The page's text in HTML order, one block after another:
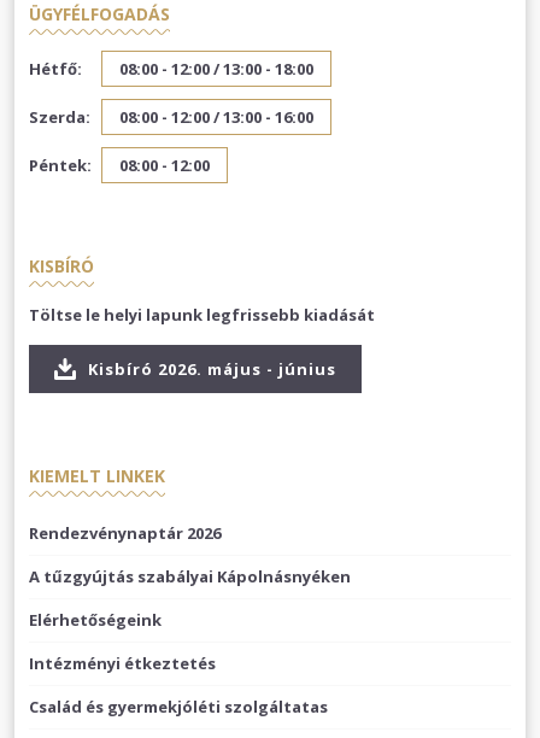
ÜGYFÉLFOGADÁS
Hétfő: 08:00 - 12:00 /13:00 - 18:00
Szerda: 08:00 - 12:00 /13:00 - 16:00
Péntek: 08:00 - 12:00
KISBÍRÓ
Töltse le helyi lapunk legfrissebb kiadását
Kisbíró 2026. május - június
KIEMELT LINKEK
Rendezvénynaptár 2026
A tűzgyújtás szabályai Kápolnásnyéken
Elérhetőségeink
Intézményi étkeztetés
Család és gyermekjóléti szolgáltatas